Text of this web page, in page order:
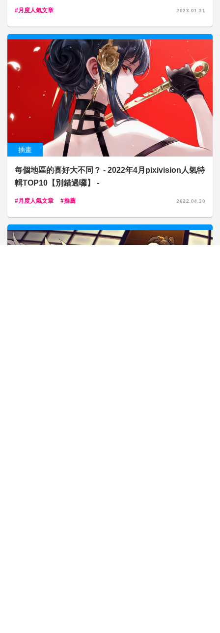
月度人氣文章 2023.01.31
插畫
每個地區的喜好大不同？ - 2022年4月pixivision人氣特
輯TOP10【別錯過囉】 -
月度人氣文章 推薦 2022.04.30